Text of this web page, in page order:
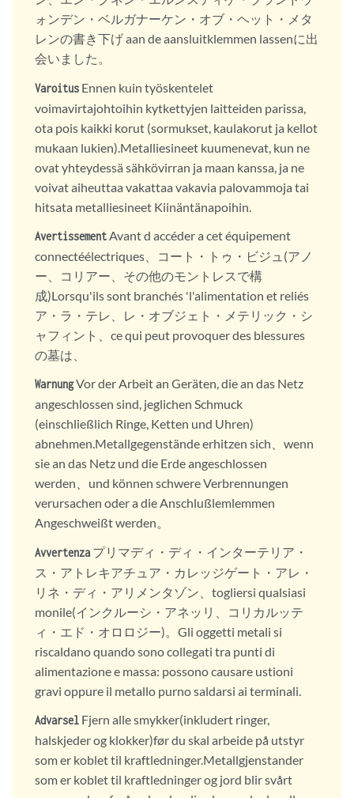
ォンデン・ベルガナーケン・オブ・ヘット・メタ
レンの書き下げ aan de aansluitklemmen lassenに出
会いました。
Varoitus Ennen kuin työskentelet
voimavirtajohtoihin kytkettyjen laitteiden parissa,
ota pois kaikki korut (sormukset, kaulakorut ja kellot
mukaan lukien).Metalliesineet kuumenevat, kun ne
ovat yhteydessä sähkövirran ja maan kanssa, ja ne
voivat aiheuttaa vakattaa vakavia palovammoja tai
hitsata metalliesineet Kiinäntänapoihin.
AvertissementAvant d accéder a cet équipement
connectéélectriques、コート・トゥ・ビジュ(アノ
ー、コリアー、その他のモントレスで構
成)Lorsqu'ils sont branchés 'l'alimentation et reliés
ア・ラ・テレ、レ・オブジェト・メテリック・シ
ャフィント、ce qui peut provoquer des blessures
の墓は、
WarnungVor der Arbeit an Geräten, die an das Netz
angeschlossen sind, jeglichen Schmuck
(einschließlich Ringe, Ketten und Uhren)
abnehmen.Metallgegenstände erhitzen sich、wenn
sie an das Netz und die Erde angeschlossen
werden、und können schwere Verbrennungen
verursachen oder a die Anschlußlemlemmen
Angeschweißt werden。
Avvertenza プリマディ・ディ・インターテリア・
ス・アトレキアチュア・カレッジゲート・アレ・
リネ・ディ・アリメンタゾン、togliersi qualsiasi
monile(インクルーシ・アネッリ、コリカルッテ
ィ・エド・オロロジー)。Gli oggetti metali si
riscaldano quando sono collegati tra punti di
alimentazione e massa: possono causare ustioni
gravi oppure il metallo purno saldarsi ai terminali.
Advarsel Fjern alle smykker(inkludert ringer,
halskjeder og klokker)før du skal arbeide på utstyr
som er koblet til kraftledninger.Metallgjenstander
som er koblet til kraftledninger og jord blir svårt